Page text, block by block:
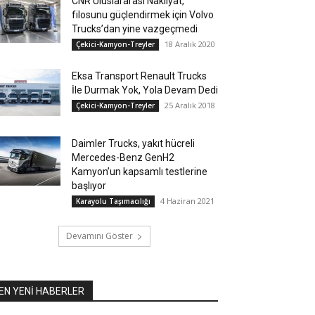
filosunu güçlendirmek için Volvo
Trucks’dan yine vazgeçmedi
Çekici-Kamyon-Treyler 18 Aralık 2020
Eksa Transport Renault Trucks
İle Durmak Yok, Yola Devam Dedi
Çekici-Kamyon-Treyler 25 Aralık 2018
Daimler Trucks, yakıt hücreli
Mercedes-Benz GenH2
Kamyon’un kapsamlı testlerine
başlıyor
Karayolu Taşımacılığı 4 Haziran 2021
Devamını Göster
YENİ HABERLER